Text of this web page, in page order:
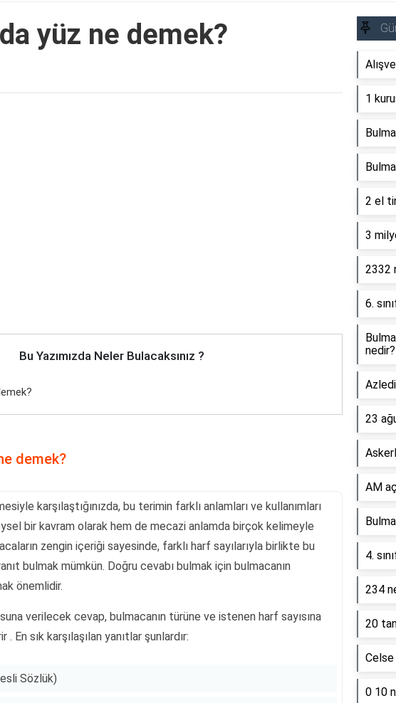
yüz ne demek?
Bu Yazımızda Neler Bulacaksınız ?
demek?
karşılaştığınızda, bu terimin farklı anlamları ve kullanımları
bir kavram olarak hem de mecazi anlamda birçok kelimeyle
zengin içeriği sayesinde, farklı harf sayılarıyla birlikte bu
bulmak mümkün. Doğru cevabı bulmak için bulmacanın
önemlidir.
verilecek cevap, bulmacanın türüne ve istenen harf sayısına
En sık karşılaşılan yanıtlar şunlardır:
Sözlük)
1
2 el
3
2332
6.
nedir?
23
AM
4.
234
20
0 10